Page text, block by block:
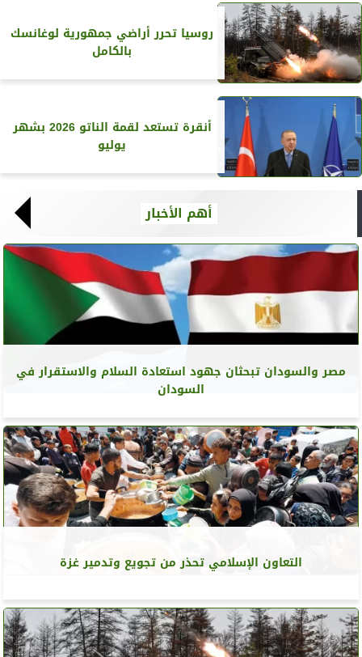
روسيا تحرر أراضي جمهورية لوغانسك
بالكامل
أنقرة تستعد لقمة الناتو 2026 بشهر
يوليو
أهم الأخبار
مصر والسودان تبحثان جهود استعادة السلام والاستقرار في
السودان
التعاون الإسلامي تحذر من تجويع وتدمير غزة